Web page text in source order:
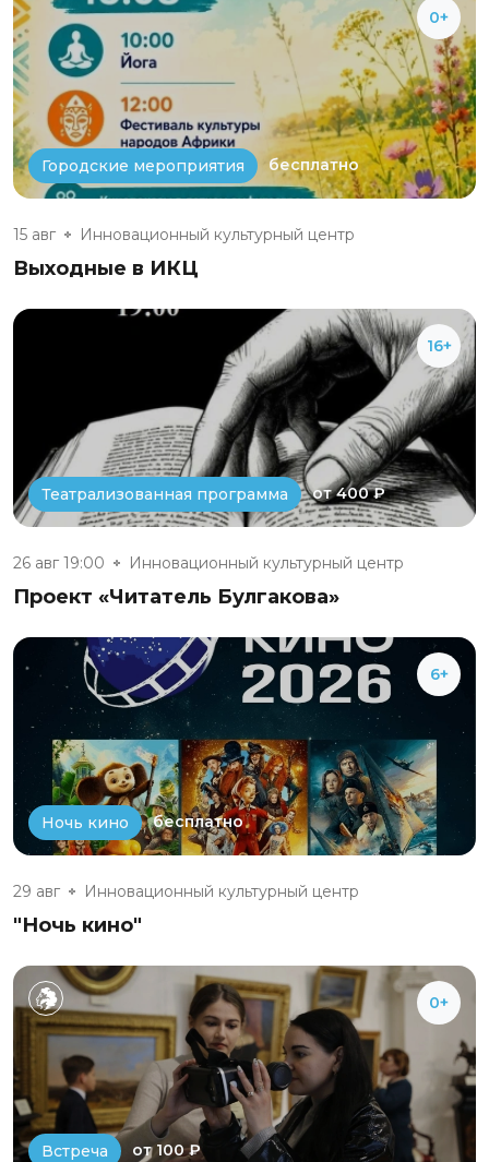
0+
Городские мероприятия бесплатно
15 авг Инновационный культурный центр
Выходные в ИКЦ
16+
Театрализованная программа от 400 ₽
26 авг 19:00 Инновационный культурный центр
Проект «Читатель Булгакова»
6+
Ночь кино бесплатно
29 авг Инновационный культурный центр
"Ночь кино"
0+
Встреча от 100 ₽